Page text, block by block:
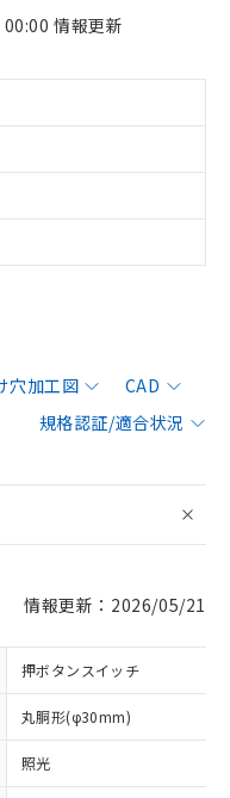
情報更新
穴加工図
CAD
規格認証/適合状況
情報更新：2026/05/21
押ボタンスイッチ
丸胴形(φ30mm)
照光